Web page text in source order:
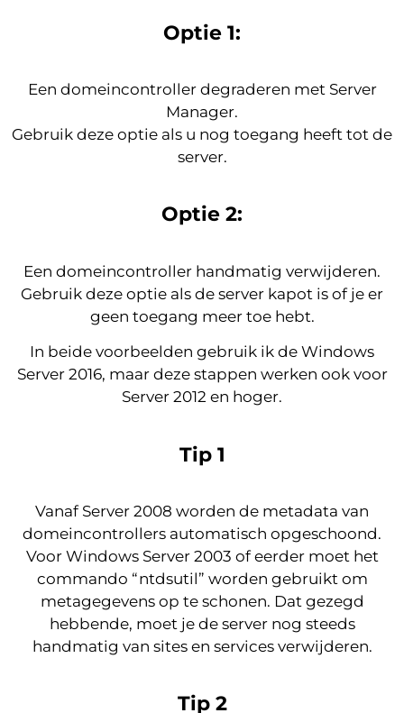
Optie 1:
Een domeincontroller degraderen met Server
Manager.
Gebruik deze optie als u nog toegang heeft tot de
server.
Optie 2:
Een domeincontroller handmatig verwijderen.
Gebruik deze optie als de server kapot is of je er
geen toegang meer toe hebt.
In beide voorbeelden gebruik ik de Windows
Server 2016, maar deze stappen werken ook voor
Server 2012 en hoger.
Tip 1
Vanaf Server 2008 worden de metadata van
domeincontrollers automatisch opgeschoond.
Voor Windows Server 2003 of eerder moet het
commando “ntdsutil” worden gebruikt om
metagegevens op te schonen. Dat gezegd
hebbende, moet je de server nog steeds
handmatig van sites en services verwijderen.
Tip 2